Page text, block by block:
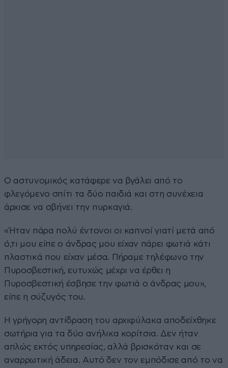
Ο αστυνομικός κατάφερε να βγάλει από το
φλεγόμενο σπίτι τα δύο παιδιά και στη συνέχεια
άρχισε να σβήνει την πυρκαγιά.
«Ήταν πάρα πολύ έντονοι οι καπνοί γιατί μετά από
ό,τι μου είπε ο άνδρας μου είχαν πάρει φωτιά κάτι
πλαστικά που είχαν μέσα. Πήραμε τηλέφωνο την
Πυροσβεστική, ευτυχώς μέχρι να έρθει η
Πυροσβεστική έσβησε την φωτιά ο άνδρας μου»,
είπε η σύζυγός του.
Η γρήγορη αντίδραση του αρχιφύλακα αποδείχθηκε
σωτήρια για τα δύο ανήλικα κορίτσια. Δεν ήταν
απλώς εκτός υπηρεσίας, αλλά βρισκόταν και σε
αναρρωτική άδεια. Αυτό δεν τον εμπόδισε από το να